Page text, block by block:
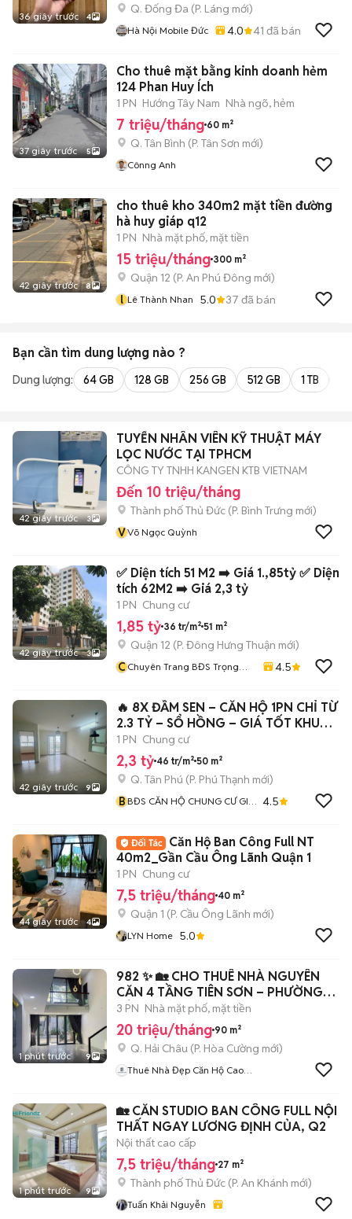
36 giây trước 4
Q. Đống Đa (P. Láng mới)
Hà Nội Mobile Đức 4.0 41 đã bán
37 giây trước 5
Cho thuê mặt bằng kinh doanh hẻm
124 Phan Huy Ích
1 PN Hướng Tây Nam Nhà ngõ, hẻm
7 triệu/tháng 60 m²
Q. Tân Bình (P. Tân Sơn mới)
Cônng Anh
42 giây trước 8
cho thuê kho 340m2 mặt tiền đường
hà huy giáp q12
1 PN Nhà mặt phố, mặt tiền
15 triệu/tháng 300 m²
Quận 12 (P. An Phú Đông mới)
l Lê Thành Nhan 5.0 37 đã bán
Bạn cần tìm dung lượng nào ?
Dung lượng: 64 GB 128 GB 256 GB 512 GB 1 TB
42 giây trước 3
TUYỂN NHÂN VIÊN KỸ THUẬT MÁY
LỌC NƯỚC TẠI TPHCM
CÔNG TY TNHH KANGEN KTB VIETNAM
Đến 10 triệu/tháng
Thành phố Thủ Đức (P. Bình Trưng mới)
VVõ Ngọc Quỳnh
42 giây trước 3
✅ Diện tích 51 M2 ➡️ Giá 1.,85tỷ ✅ Diện
tích 62M2 ➡️ Giá 2,3 tỷ
1 PN Chung cư
1,85 tỷ 36 tr/m² 51 m²
Quận 12 (P. Đông Hưng Thuận mới)
CChuyên Trang BĐS Trọng
4.5
42 giây trước 9
🔥 8X ĐẦM SEN – CĂN HỘ 1PN CHỈ TỪ
2.3 TỶ – SỔ HỒNG – GIÁ TỐT KHU
VỰC 🔥
1 PN Chung cư
2,3 tỷ 46 tr/m² 50 m²
Q. Tân Phú (P. Phú Thạnh mới)
BBĐS CĂN HỘ CHUNG CƯ GIÁ
4.5
44 giây trước 4
Căn Hộ Ban Công Full NT
40m2_Gần Cầu Ông Lãnh Quận 1
1 PN Chung cư
7,5 triệu/tháng 40 m²
Quận 1 (P. Cầu Ông Lãnh mới)
LYN Home 5.0
1 phút trước 9
982 ✨ 🏡 CHO THUÊ NHÀ NGUYÊN
CĂN 4 TẦNG TIÊN SƠN – PHƯỜNG
HÒA CƯỜNG
3 PN Nhà mặt phố, mặt tiền
20 triệu/tháng 90 m²
Q. Hải Châu (P. Hòa Cường mới)
Thuê Nhà Đẹp Căn Hộ Cao
1 phút trước 9
🏡 CĂN STUDIO BAN CÔNG FULL NỘI
THẤT NGAY LƯƠNG ĐỊNH CỦA, Q2
Nội thất cao cấp
7,5 triệu/tháng 27 m²
Thành phố Thủ Đức (P. An Khánh mới)
Tuấn Khải Nguyễn